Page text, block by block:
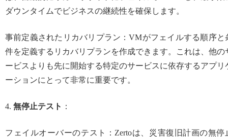
ダウンタイムでビジネスの継続性を確保します。
事前定義されたリカバリプラン：VMがフェイルする順序と
件を定義するリカバリプランを作成できます。これは、他の
ービスよりも先に開始する特定のサービスに依存するアプリ
ーションにとって非常に重要です。
4. 無停止テスト ：
フェイルオーバーのテスト：Zertoは、災害復旧計画の無停